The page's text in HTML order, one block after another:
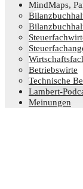
Mind­Maps,
Betriebs­wir­te
Tech­ni­sche
Lam­­bert-
Mei­nun­gen